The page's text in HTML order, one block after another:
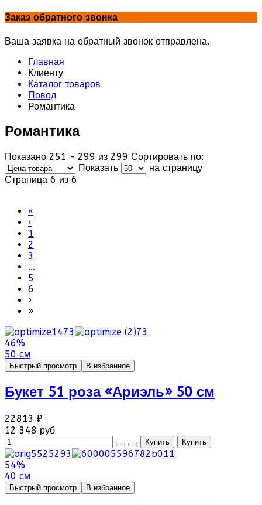
Заказ обратного звонка
Ваша заявка на обратный звонок отправлена.
Главная
Клиенту
Каталог товаров
Повод
Романтика
Романтика
Показано 251 - 299 из 299 Сортировать по:
Показать
на страницу
Страница 6 из 6
«
‹
1
2
3
...
5
6
›
»
46%
50 см
Быстрый просмотр В избранное
Букет 51 роза «Ариэль» 50 см
22813 ₽
12 348 руб
54%
40 см
Быстрый просмотр В избранное